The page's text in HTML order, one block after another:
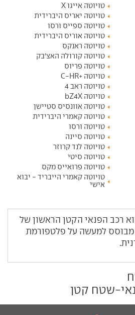
טויוטה אייגו X
טויוטה יאריס היברידית
טויוטה ספייס ורסו
טויוטה אוריס היברידית
טויוטה ראנקס
טויוטה קורולה האצ'בק
טויוטה פריוס
טויוטה +C-HR
טויוטה ראב 4
טויוטה bZ4X
טויוטה אוונסיס סטיישן
טויוטה קאמרי היברידית
טויוטה ורסו
טויוטה סיינה
טויוטה לנד קרוזר
טויוטה סיטי
טויוטה פרואייס מקס
טויוטה קאמרי הייבריד - יבוא
אישי
רכב הפנאי הקטן הראשון של
טויוטה, שכן ה-C-HR מבוסס למעשה על פלטפורמת
שטח קטן